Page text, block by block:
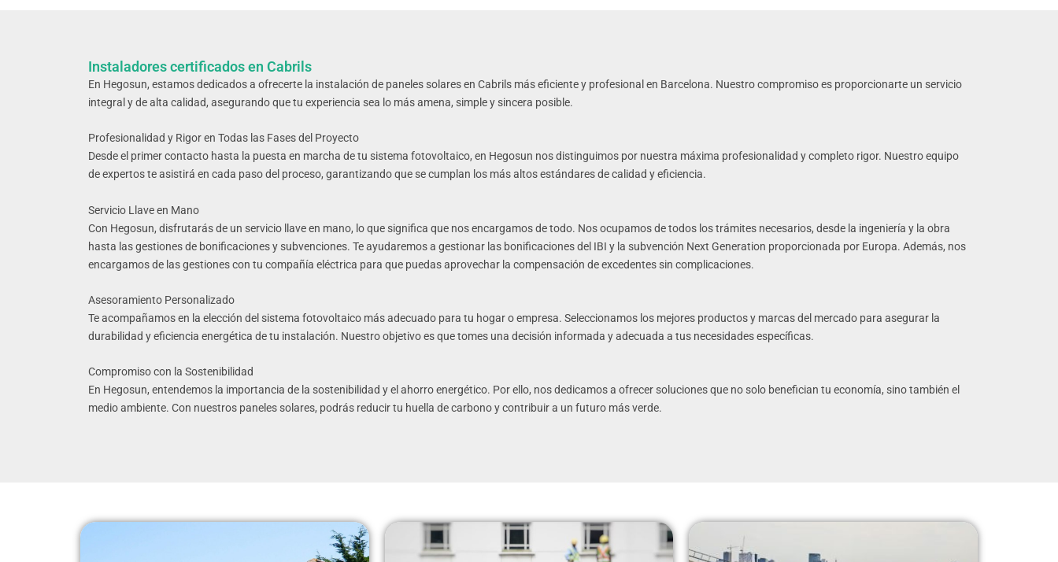
Instaladores certificados en Cabrils
En Hegosun, estamos dedicados a ofrecerte la instalación de paneles solares en Cabrils más eficiente y profesional en Barcelona. Nuestro compromiso es proporcionarte un servicio
integral y de alta calidad, asegurando que tu experiencia sea lo más amena, simple y sincera posible.
Profesionalidad y Rigor en Todas las Fases del Proyecto
Desde el primer contacto hasta la puesta en marcha de tu sistema fotovoltaico, en Hegosun nos distinguimos por nuestra máxima profesionalidad y completo rigor. Nuestro equipo
de expertos te asistirá en cada paso del proceso, garantizando que se cumplan los más altos estándares de calidad y eficiencia.
Servicio Llave en Mano
Con Hegosun, disfrutarás de un servicio llave en mano, lo que significa que nos encargamos de todo. Nos ocupamos de todos los trámites necesarios, desde la ingeniería y la obra
hasta las gestiones de bonificaciones y subvenciones. Te ayudaremos a gestionar las bonificaciones del IBI y la subvención Next Generation proporcionada por Europa. Además, nos
encargamos de las gestiones con tu compañía eléctrica para que puedas aprovechar la compensación de excedentes sin complicaciones.
Asesoramiento Personalizado
Te acompañamos en la elección del sistema fotovoltaico más adecuado para tu hogar o empresa. Seleccionamos los mejores productos y marcas del mercado para asegurar la
durabilidad y eficiencia energética de tu instalación. Nuestro objetivo es que tomes una decisión informada y adecuada a tus necesidades específicas.
Compromiso con la Sostenibilidad
En Hegosun, entendemos la importancia de la sostenibilidad y el ahorro energético. Por ello, nos dedicamos a ofrecer soluciones que no solo benefician tu economía, sino también el
medio ambiente. Con nuestros paneles solares, podrás reducir tu huella de carbono y contribuir a un futuro más verde.